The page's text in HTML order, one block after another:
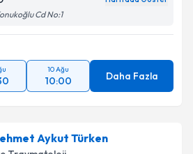
Cd No:1
10 Ağu
10:00 Daha Fazla
Aykut Türken